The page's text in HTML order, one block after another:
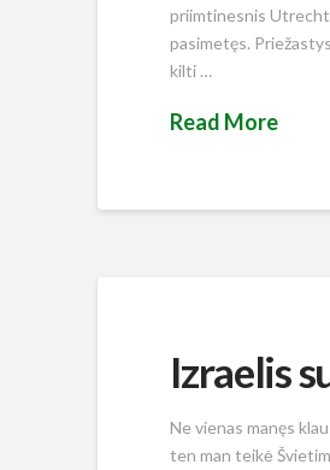
priimtinesnis
pasimetęs.
kilti …
Read More
Izraelis
Ne vienas manęs
ten man teikė